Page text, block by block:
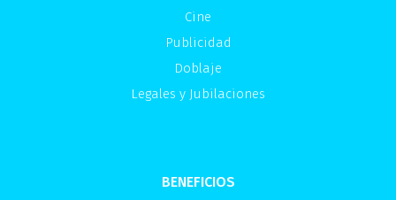
Cine
Publicidad
Doblaje
Legales y Jubilaciones
BENEFICIOS